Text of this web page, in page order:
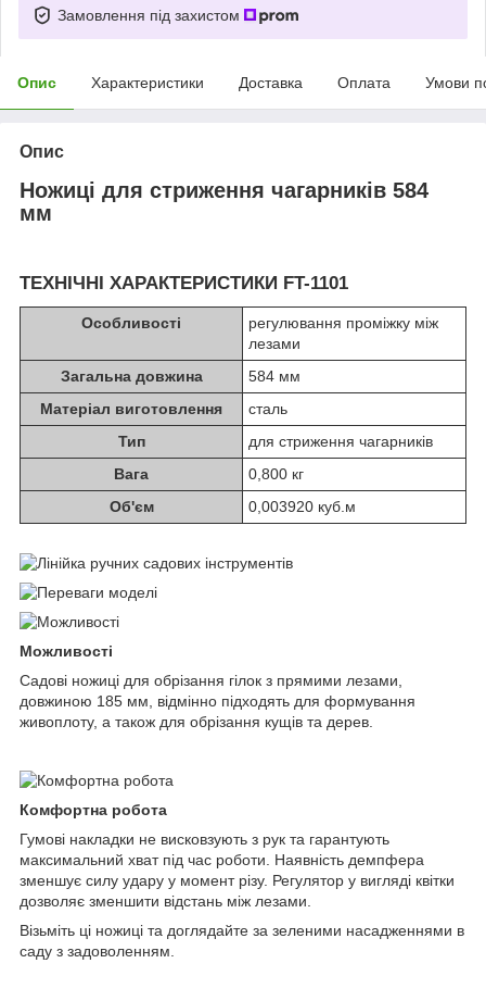
Замовлення під захистом
Опис Характеристики Доставка Оплата Умови
Опис
Ножиці для стриження чагарників 584
мм
ТЕХНІЧНІ ХАРАКТЕРИСТИКИ FT-1101
Особливості
регулювання проміжку між
лезами
Загальна довжина
584 мм
Матеріал виготовлення
сталь
Тип
для стриження чагарників
Вага
0,800 кг
Об'єм
0,003920 куб.м
Можливості
Садові ножиці для обрізання гілок з прямими лезами,
довжиною 185 мм, відмінно підходять для формування
живоплоту, а також для обрізання кущів та дерев.
Комфортна робота
Гумові накладки не висковзують з рук та гарантують
максимальний хват під час роботи. Наявність демпфера
зменшує силу удару у момент різу. Регулятор у вигляді квітки
дозволяє зменшити відстань між лезами.
Візьміть ці ножиці та доглядайте за зеленими насадженнями в
саду з задоволенням.